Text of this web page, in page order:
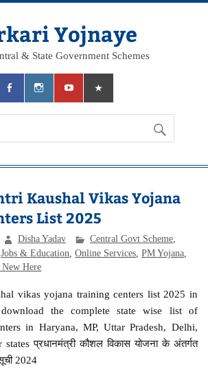
Yojnaye
& State Government Schemes
Kaushal Vikas Yojana
List 2025
Disha Yadav Central Govt Scheme,
,Jobs & Education ,Online Services ,PM Yojana
New Here
vikas yojana training centers list 2025 in
the complete state wise list of
in Haryana, MP, Uttar Pradesh, Delhi,
प्रधानमंत्री कौशल विकास योजना के अंतर्गत
2024